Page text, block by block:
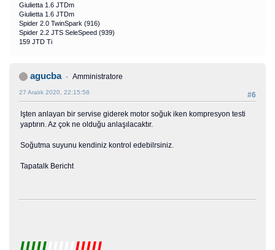
Giulietta 1.6 JTDm
Giulietta 1.6 JTDm
Spider 2.0 TwinSpark (916)
Spider 2.2 JTS SeleSpeed (939)
159 JTD Ti
agucba Amministratore
#6
27 Aralık 2020, 22:15:58
Işten anlayan bir servise giderek motor soğuk iken kompresyon testi
yaptırın. Az çok ne olduğu anlaşılacaktır.
Soğutma suyunu kendiniz kontrol edebilrsiniz.
Tapatalk Bericht